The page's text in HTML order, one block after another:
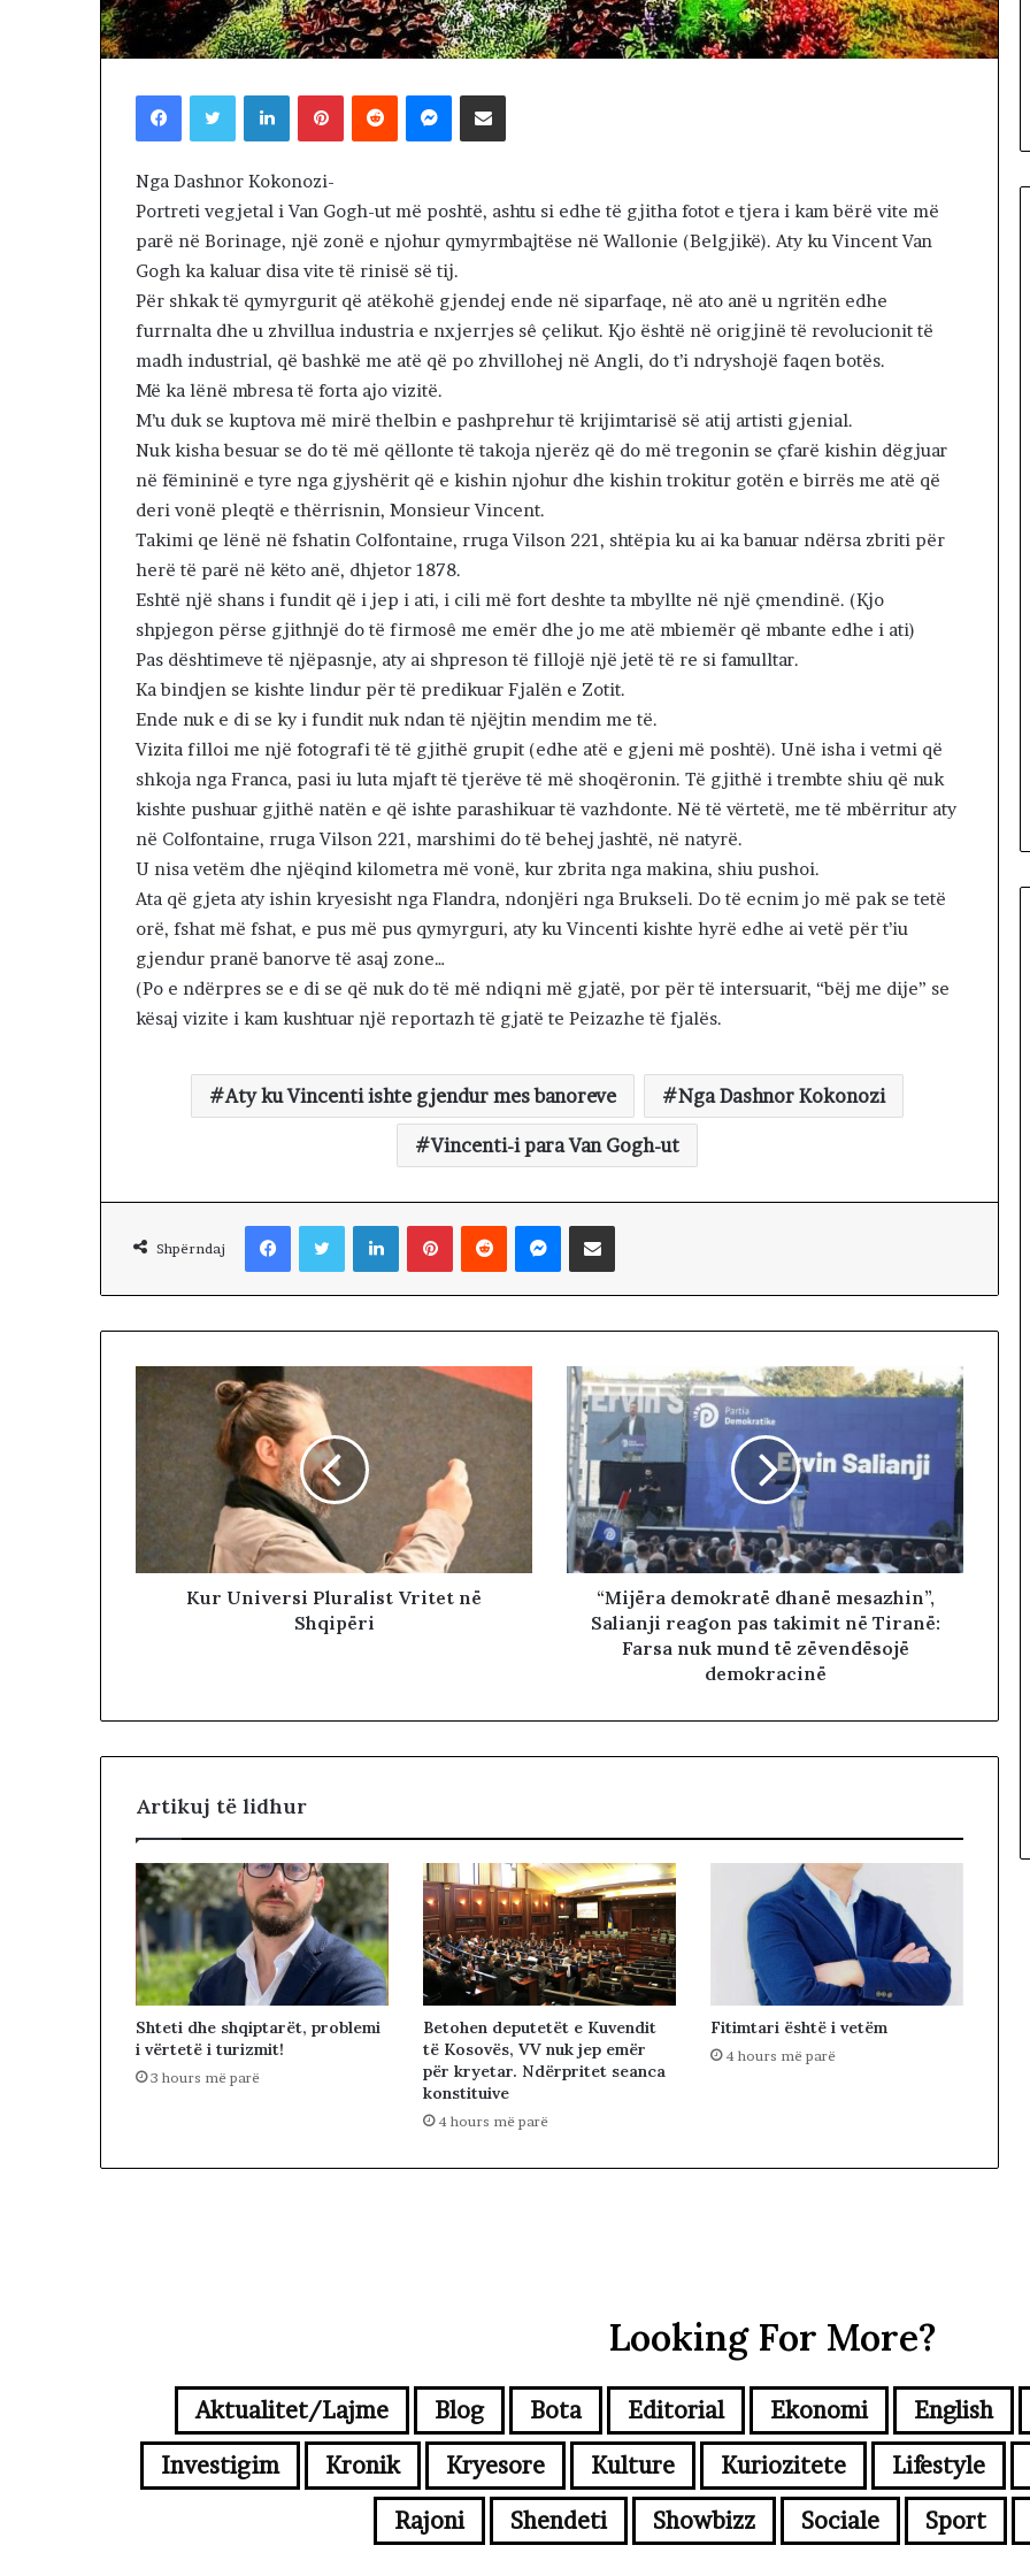
Facebook LinkedIn
Nga Dashnor Kokonozi-
Portreti vegjetal i Van Gogh-ut më poshtë, ashtu si edhe të gjitha fotot e tjera i kam bërë vite më
parë në Borinage, një zonë e njohur qymyrmbajtëse në Wallonie (Belgjikë). Aty ku Vincent Van
Gogh ka kaluar disa vite të rinisë së tij.
Për shkak të qymyrgurit që atëkohë gjendej ende në siparfaqe, në ato anë u ngritën edhe
furrnalta dhe u zhvillua industria e nxjerrjes sê çelikut. Kjo është në origjinë të revolucionit të
madh industrial, që bashkë me atë që po zhvillohej në Angli, do t’i ndryshojë faqen botës.
Më ka lënë mbresa të forta ajo vizitë.
M’u duk se kuptova më mirë thelbin e pashprehur të krijimtarisë së atij artisti gjenial.
Nuk kisha besuar se do të më qëllonte të takoja njerëz që do më tregonin se çfarë kishin dëgjuar
në fëmininë e tyre nga gjyshërit që e kishin njohur dhe kishin trokitur gotën e birrës me atë që
deri vonë pleqtë e thërrisnin, Monsieur Vincent.
Takimi qe lënë në fshatin Colfontaine, rruga Vilson 221, shtëpia ku ai ka banuar ndërsa zbriti për
herë të parë në këto anë, dhjetor 1878.
Eshtë një shans i fundit që i jep i ati, i cili më fort deshte ta mbyllte në një çmendinë. (Kjo
shpjegon përse gjithnjë do të firmosê me emër dhe jo me atë mbiemër që mbante edhe i ati)
Pas dështimeve të njëpasnje, aty ai shpreson të fillojë një jetë të re si famulltar.
Ka bindjen se kishte lindur për të predikuar Fjalën e Zotit.
Ende nuk e di se ky i fundit nuk ndan të njëjtin mendim me të.
Vizita filloi me një fotografi të të gjithë grupit (edhe atë e gjeni më poshtë). Unë isha i vetmi që
shkoja nga Franca, pasi iu luta mjaft të tjerëve të më shoqëronin. Të gjithë i trembte shiu që nuk
kishte pushuar gjithë natën e që ishte parashikuar të vazhdonte. Në të vërtetë, me të mbërritur aty
në Colfontaine, rruga Vilson 221, marshimi do të behej jashtë, në natyrë.
U nisa vetëm dhe njëqind kilometra më vonë, kur zbrita nga makina, shiu pushoi.
Ata që gjeta aty ishin kryesisht nga Flandra, ndonjëri nga Brukseli. Do të ecnim jo më pak se tetë
orë, fshat më fshat, e pus më pus qymyrguri, aty ku Vincenti kishte hyrë edhe ai vetë për t’iu
gjendur pranë banorve të asaj zone…
(Po e ndërpres se e di se që nuk do të më ndiqni më gjatë, por për të intersuarit, “bëj me dije” se
kësaj vizite i kam kushtuar një reportazh të gjatë te Peizazhe të fjalës.
Aty ku Vincenti ishte gjendur mes banoreve Nga Dashnor Kokonozi
Vincenti-i para Van Gogh-ut
Shpërndaj
Facebook LinkedIn
Kur Universi Pluralist Vritet në
Shqipëri
“Mijëra demokratë dhanë mesazhin”,
Salianji reagon pas takimit në Tiranë:
Farsa nuk mund të zëvendësojë
demokracinë
Artikuj të lidhur
Shteti dhe shqiptarët, problemi
i vërtetë i turizmit!
3 hours më parë
Betohen deputetët e Kuvendit
të Kosovës, VV nuk jep emër
për kryetar. Ndërpritet seanca
konstituive
4 hours më parë
Fitimtari është i vetëm
4 hours më parë
i
r
o
i
q
ë
n
n
d
a
r
t
i
m
i
n
17 hours më parë
Lamtumirë o mik, që na ndale
ritakimin!
d
h
t
a
t
,
p
b
l
e
i
ë
r
e
i
r
i
z
m
t
3 hours më parë
Shteti dhe shqiptarët, problemi
Looking For More?
Aktualitet/Lajme Blog Bota Editorial Ekonomi English
Investigim
Kronik Kryesore Kulture Kuriozitete Lifestyle
Rajoni
Shendeti Showbizz Sociale Sport